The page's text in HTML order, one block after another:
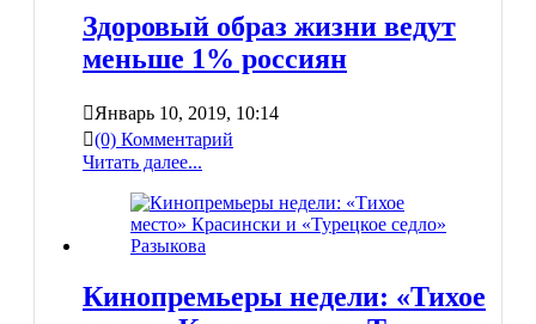
Здоровый образ жизни ведут
меньше 1% россиян
Январь 10, 2019, 10:14
(0) Комментарий
Читать далее...
Кинопремьеры недели: «Тихое